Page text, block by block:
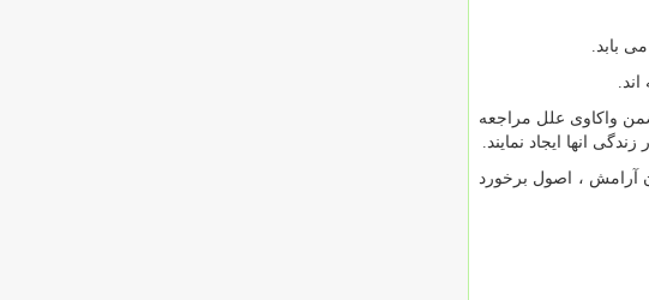
واکاوی علل مراجعه
انها ایجاد نمایند.
آرامش ، اصول برخورد